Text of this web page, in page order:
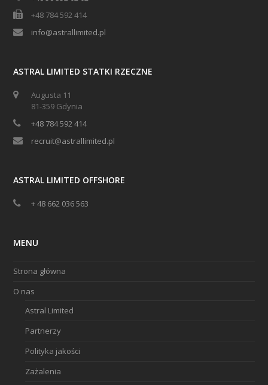
+48 784 592 414
info@astrallimited.pl
ASTRAL LIMITED STATKI RZECZNE
Augusta 11
81-359 Gdynia
+48 784 592 414
recruit@astrallimited.pl
ASTRAL LIMITED OFFSHORE
+ 48 662 036 563
MENU
Strona główna
O nas
Astral Limited
Partnerzy
Polityka jakości
Zażalenia